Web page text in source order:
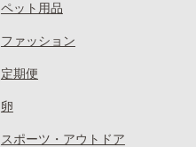
ペット用品
ファッション
定期便
卵
スポーツ・アウトドア